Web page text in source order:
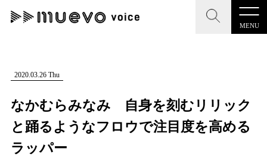
MENU
CLOSE
記事を検索する
CLOSE
"読者の声を形にする”音楽特化メディア
2020.03.26 Thu
なかむらみなみ 自身を刻むリリック
と踊るようなフロウで注目度を高める
ラッパー